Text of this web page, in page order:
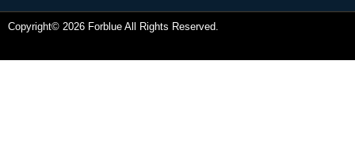
Copyright© 2026 Forblue All Rights Reserved.